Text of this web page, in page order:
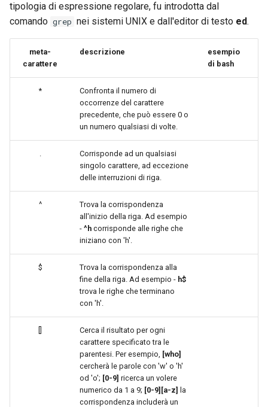
tipologia di espressione regolare, fu introdotta dal
comando grep nei sistemi UNIX e dall'editor di testo ed.
meta-
carattere
descrizione
esempio
di bash
*
Confronta il numero di
occorrenze del carattere
precedente, che può essere 0 o
un numero qualsiasi di volte.
.
Corrisponde ad un qualsiasi
singolo carattere, ad eccezione
delle interruzioni di riga.
^
Trova la corrispondenza
all'inizio della riga. Ad esempio
- ^h corrisponde alle righe che
iniziano con 'h'.
$
Trova la corrispondenza alla
fine della riga. Ad esempio - h$
trova le righe che terminano
con 'h'.
Cerca il risultato per ogni
carattere specificato tra le
parentesi. Per esempio, [who]
cercherà le parole con 'w' o 'h'
od 'o'; [0-9] ricerca un volere
numerico da 1 a 9; [0-9][a-z]
la
corrispondenza includerà un